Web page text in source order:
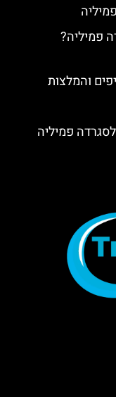
פמיליה?
והמלצות
פמיליה